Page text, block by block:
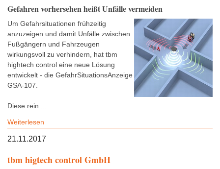
Gefahren vorhersehen heißt Unfälle vermeiden
Um Gefahrsituationen frühzeitig
anzuzeigen und damit Unfälle zwischen
Fußgängern und Fahrzeugen
wirkungsvoll zu verhindern, hat tbm
hightech control eine neue Lösung
entwickelt - die GefahrSituationsAnzeige
GSA-107.
Diese rein ...
Weiterlesen
21.11.2017
tbm higtech control GmbH